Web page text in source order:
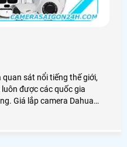
sát nổi tiếng thế giới,
được các quốc gia